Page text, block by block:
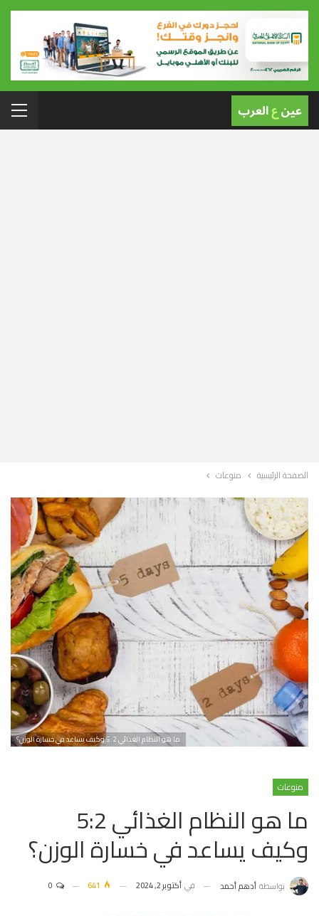
الصفحة الرئيسية منوعات
ما هو النظام الغذائي 5:2 وكيف يساعد في خسارة الوزن؟
منوعات
ما هو النظام الغذائي 5:2
وكيف يساعد في خسارة الوزن؟
بواسطة أدهم أحمد في أكتوبر 2, 2024